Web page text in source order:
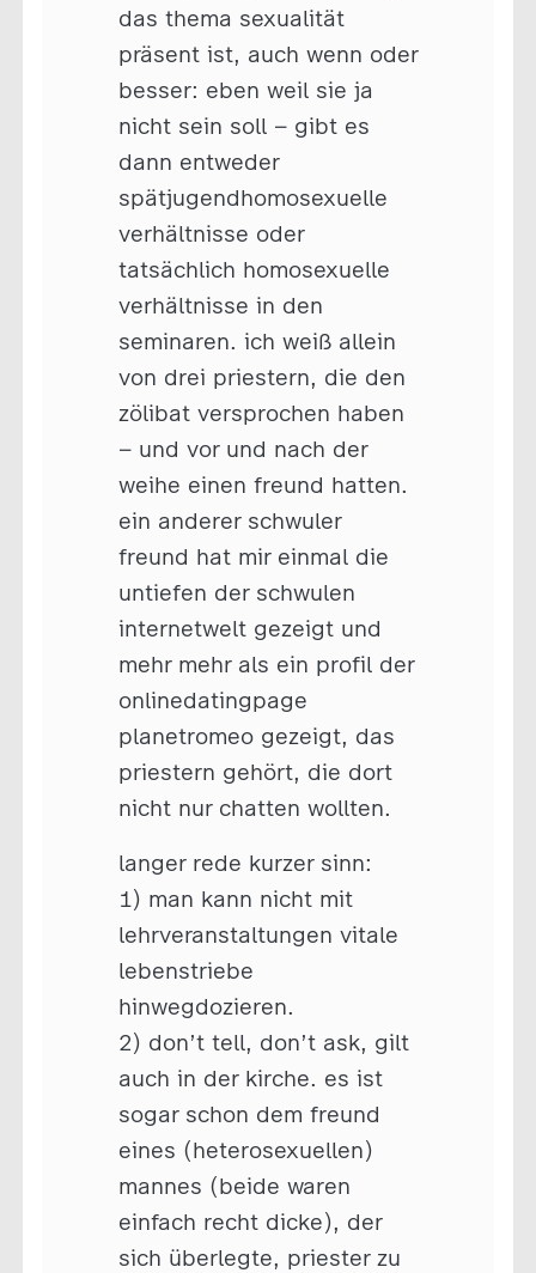
das thema sexualität
präsent ist, auch wenn oder
besser: eben weil sie ja
nicht sein soll – gibt es
dann entweder
spätjugendhomosexuelle
verhältnisse oder
tatsächlich homosexuelle
verhältnisse in den
seminaren. ich weiß allein
von drei priestern, die den
zölibat versprochen haben
– und vor und nach der
weihe einen freund hatten.
ein anderer schwuler
freund hat mir einmal die
untiefen der schwulen
internetwelt gezeigt und
mehr mehr als ein profil der
onlinedatingpage
planetromeo gezeigt, das
priestern gehört, die dort
nicht nur chatten wollten.
langer rede kurzer sinn:
1) man kann nicht mit
lehrveranstaltungen vitale
lebenstriebe
hinwegdozieren.
2) don’t tell, don’t ask, gilt
auch in der kirche. es ist
sogar schon dem freund
eines (heterosexuellen)
mannes (beide waren
einfach recht dicke), der
sich überlegte, priester zu